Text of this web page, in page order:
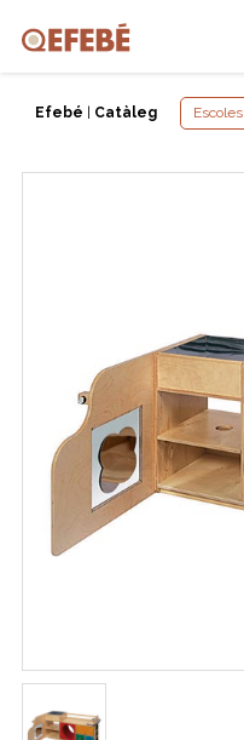
Efebé Catàleg Escoles